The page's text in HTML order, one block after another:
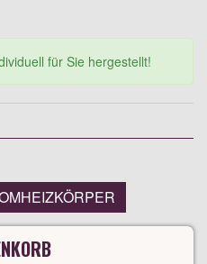
für Sie hergestellt!